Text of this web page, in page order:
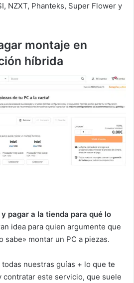
NZXT, Phanteks, Super Flower y
montaje en
híbrida
pagar a la tienda para qué lo
idea para quien argumente que
sabe» montar un PC a piezas.
nuestras guías + lo que te
contratar este servicio, que suele